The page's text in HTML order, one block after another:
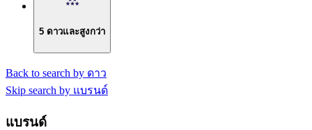
5 ดาวและสูงกว่า
Back to search by ดาว
Skip search by แบรนด์
แบรนด์